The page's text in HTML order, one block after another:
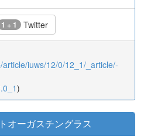
1 + 1 Twitter
iuws/12/0/12_1/_article/-
)
オーガスチングラス